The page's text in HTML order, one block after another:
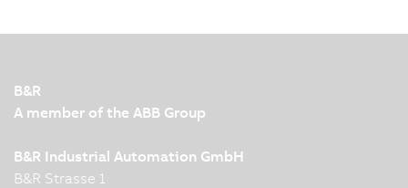
B&R
A member of the ABB Group
B&R Industrial Automation GmbH
B&R Strasse 1